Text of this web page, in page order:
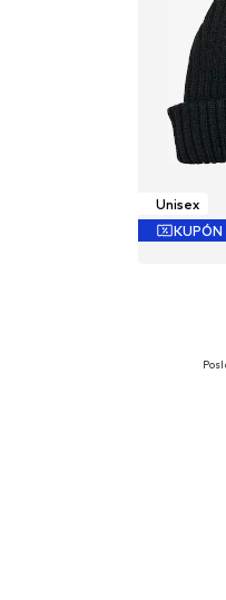
Unisex
KUPÓN